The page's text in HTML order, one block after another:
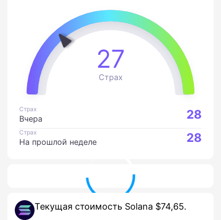
27
Страх
Страх
Вчера 28
Страх
На прошлой неделе 28
Текущая стоимость Solana $74,65.